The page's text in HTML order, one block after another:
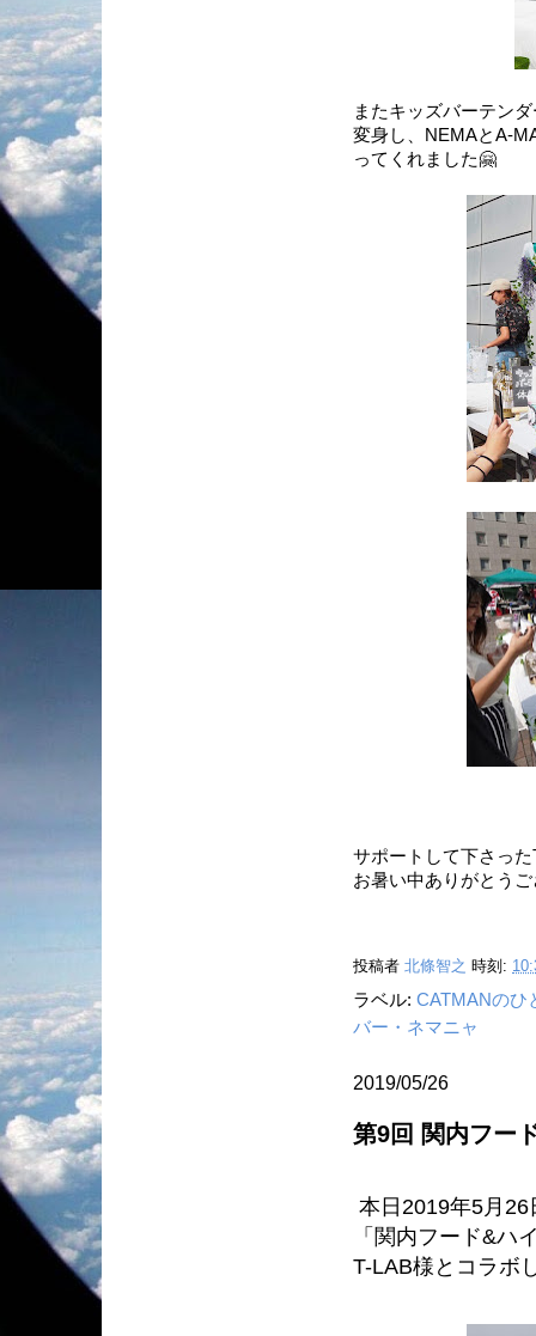
またキッズバーテン
変身し、NEMAとA-
ってくれました🤗
サポートして下さっ
お暑い中ありがとう
投稿者 北條智之 時刻:
ラベル: CATMANのひ
バー・ネマニャ
2019/05/26
第9回 関内フー
本日2019年5月
「関内フード&ハ
T-LAB様とコラボ